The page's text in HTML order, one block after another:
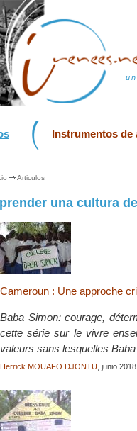
Instrumentos de
Articulos
una cultura
Cameroun : Une approche
Baba Simon: courage,
cette série sur le vivre
valeurs sans lesquelles
Herrick MOUAFO DJONTU , junio 2018